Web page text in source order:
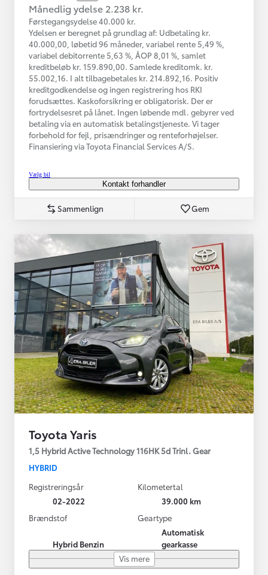
Månedlig ydelse 2.238 kr.
Førstegangsydelse 40.000 kr.
Ydelsen er beregnet på grundlag af: Udbetaling kr.
40.000,00, løbetid 96 måneder, variabel rente 5,49 %,
variabel debitorrente 5,63 %, ÅOP 8,01 %, samlet
kreditbeløb kr. 159.890,00. Samlede kreditomk. kr.
55.002,16. I alt tilbagebetales kr. 214.892,16. Positiv
kreditgodkendelse og ingen registrering hos RKI
forudsættes. Kaskoforsikring er obligatorisk. Der er
fortrydelsesret på lånet. Ingen løbende mdl. gebyrer ved
betaling via en automatisk betalingstjeneste. Vi tager
forbehold for fejl, prisændringer og renteforhøjelser.
Finansiering via Toyota Financial Services A/S.
Vælg bil
Kontakt forhandler
Sammenlign Gem
Toyota Yaris
1,5 Hybrid Active Technology 116HK 5d Trinl. Gear
HYBRID
Registreringsår
02-2022
Kilometertal
39.000 km
Brændstof
Hybrid Benzin
Geartype
Automatisk
gearkasse
Vis mere